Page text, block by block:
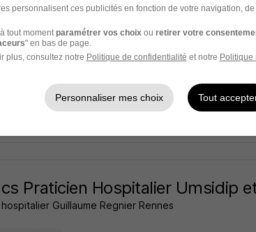
des premiers à postuler
Tca - Csapa
Guillaume Regnier Rennes
CDD 1 867 € / mois 3 mois
Praticien Hospitalier Umsidip
Guillaume Regnier Rennes
personnalisent ces publicités en fonction de votre navigation,
tout moment paramétrer vos choix ou retirer votre
" en bas de page.
plus, consultez notre Politique de confidentialité et notre Politique
Personnaliser mes choix Tout